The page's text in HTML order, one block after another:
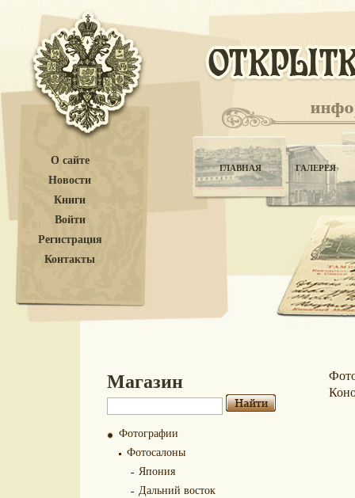
О сайте
Новости
Книги
Войти
Регистрация
Контакты
ГЛАВНАЯ ГАЛЕРЕЯ
Магазин
Фотографии
Фотосалоны
Япония
Дальний восток